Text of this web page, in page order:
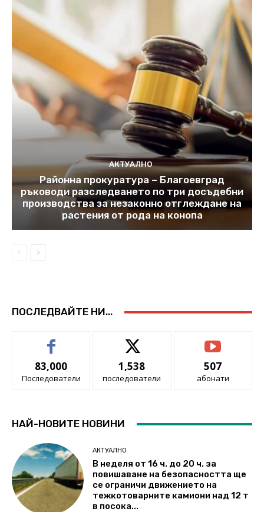
АКТУАЛНО
Районна прокуратура – Благоевград
ръководи разследването по три досъдебни
производства за незаконно отглеждане на
растения от рода на конопа
ПОСЛЕДВАЙТЕ НИ...
83,000
Последователи
1,538
последователи
507
абонати
НАЙ-НОВИТЕ НОВИНИ
АКТУАЛНО
В неделя от 16 ч. до 20 ч. за
повишаване на безопасността ще
се ограничи движението на
тежкотоварните камиони над 12 т
в посока...